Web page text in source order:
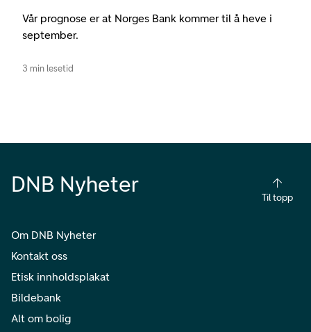
Vår prognose er at Norges Bank kommer til å heve i
september.
3 min lesetid
DNB Nyheter
Til topp
Om DNB Nyheter
Kontakt oss
Etisk innholdsplakat
Bildebank
Alt om bolig